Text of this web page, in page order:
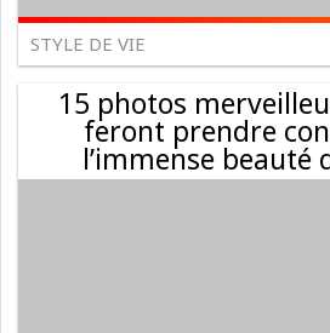
STYLE DE VIE
15 photos
feront prendre
l’immense beauté